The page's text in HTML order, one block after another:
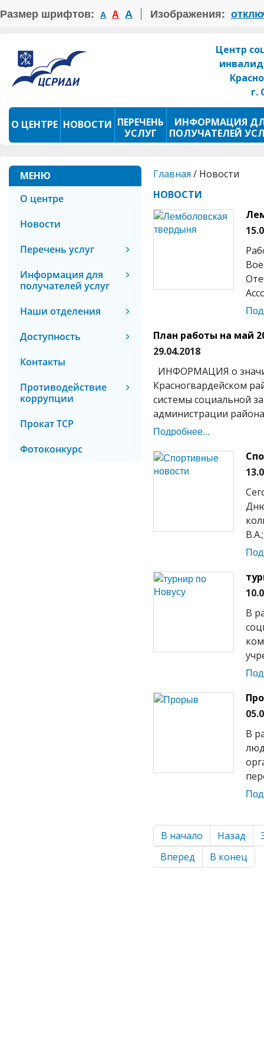
Размер шрифтов: А А А Изображения:
Центр
г.
О ЦЕНТРЕ НОВОСТИ ПЕРЕЧЕНЬ
УСЛУГ
ИНФОРМАЦИЯ
ПОЛУЧАТЕЛЕЙ
ПРОКАТ ТСР ФОТОКОНКУРС
МЕНЮ
О центре
Новости
Перечень услуг
Информация для
получателей услуг
Наши отделения
Доступность
Контакты
Противодействие
коррупции
Прокат ТСР
Фотоконкурс
Главная / Новости
НОВОСТИ
План работы на май
29.04.2018
ИНФОРМАЦИЯ о
Красногвардейском
системы социальной
администрации
Подробнее...
В
В
В начало Назад
Вперед
В конец